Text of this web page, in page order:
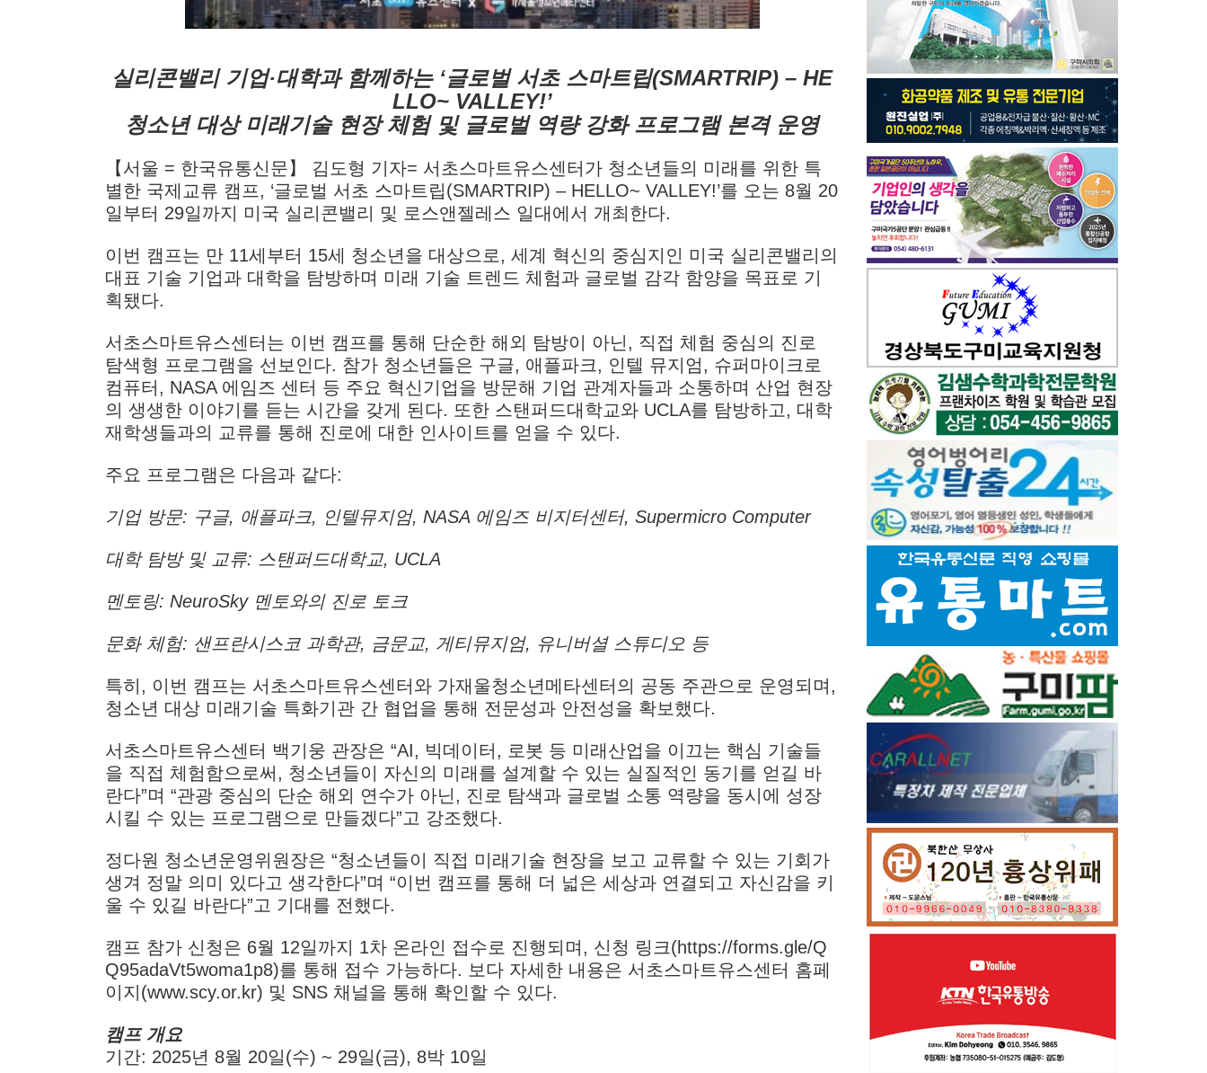
실리콘밸리 기업·대학과 함께하는 ‘글로벌 서초 스마트립(SMARTRIP) – HE
LLO~ VALLEY!’
청소년 대상 미래기술 현장 체험 및 글로벌 역량 강화 프로그램 본격 운영
【서울 = 한국유통신문】 김도형 기자= 서초스마트유스센터가 청소년들의 미래를 위한 특
별한 국제교류 캠프, ‘글로벌 서초 스마트립(SMARTRIP) – HELLO~ VALLEY!’를 오는 8월 20
일부터 29일까지 미국 실리콘밸리 및 로스앤젤레스 일대에서 개최한다.
이번 캠프는 만 11세부터 15세 청소년을 대상으로, 세계 혁신의 중심지인 미국 실리콘밸리의
대표 기술 기업과 대학을 탐방하며 미래 기술 트렌드 체험과 글로벌 감각 함양을 목표로 기
획됐다.
서초스마트유스센터는 이번 캠프를 통해 단순한 해외 탐방이 아닌, 직접 체험 중심의 진로
탐색형 프로그램을 선보인다. 참가 청소년들은 구글, 애플파크, 인텔 뮤지엄, 슈퍼마이크로
컴퓨터, NASA 에임즈 센터 등 주요 혁신기업을 방문해 기업 관계자들과 소통하며 산업 현장
의 생생한 이야기를 듣는 시간을 갖게 된다. 또한 스탠퍼드대학교와 UCLA를 탐방하고, 대학
재학생들과의 교류를 통해 진로에 대한 인사이트를 얻을 수 있다.
주요 프로그램은 다음과 같다:
기업 방문: 구글, 애플파크, 인텔뮤지엄, NASA 에임즈 비지터센터, Supermicro Computer
대학 탐방 및 교류: 스탠퍼드대학교, UCLA
멘토링: NeuroSky 멘토와의 진로 토크
문화 체험: 샌프란시스코 과학관, 금문교, 게티뮤지엄, 유니버셜 스튜디오 등
특히, 이번 캠프는 서초스마트유스센터와 가재울청소년메타센터의 공동 주관으로 운영되며,
청소년 대상 미래기술 특화기관 간 협업을 통해 전문성과 안전성을 확보했다.
서초스마트유스센터 백기웅 관장은 “AI, 빅데이터, 로봇 등 미래산업을 이끄는 핵심 기술들
을 직접 체험함으로써, 청소년들이 자신의 미래를 설계할 수 있는 실질적인 동기를 얻길 바
란다”며 “관광 중심의 단순 해외 연수가 아닌, 진로 탐색과 글로벌 소통 역량을 동시에 성장
시킬 수 있는 프로그램으로 만들겠다”고 강조했다.
정다원 청소년운영위원장은 “청소년들이 직접 미래기술 현장을 보고 교류할 수 있는 기회가
생겨 정말 의미 있다고 생각한다”며 “이번 캠프를 통해 더 넓은 세상과 연결되고 자신감을 키
울 수 있길 바란다”고 기대를 전했다.
캠프 참가 신청은 6월 12일까지 1차 온라인 접수로 진행되며, 신청 링크(https://forms.gle/Q
Q95adaVt5woma1p8)를 통해 접수 가능하다. 보다 자세한 내용은 서초스마트유스센터 홈페
이지(www.scy.or.kr) 및 SNS 채널을 통해 확인할 수 있다.
캠프 개요
기간: 2025년 8월 20일(수) ~ 29일(금), 8박 10일